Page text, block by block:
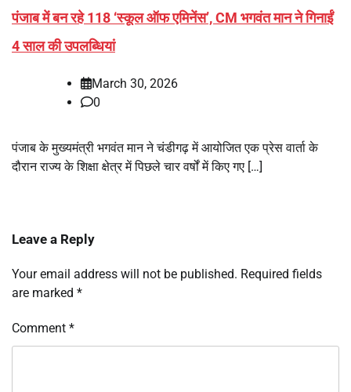
पंजाब में बन रहे 118 ‘स्कूल ऑफ एमिनेंस’, CM भगवंत मान ने गिनाईं
4 साल की उपलब्धियां
March 30, 2026
0
पंजाब के मुख्यमंत्री भगवंत मान ने चंडीगढ़ में आयोजित एक प्रेस वार्ता के
दौरान राज्य के शिक्षा क्षेत्र में पिछले चार वर्षों में किए गए […]
Leave a Reply
Your email address will not be published. Required fields
are marked *
Comment *